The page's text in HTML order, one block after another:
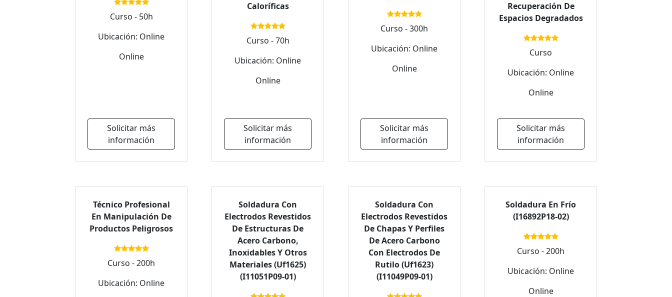
Curso - 50h
Ubicación: Online
Online
Solicitar más
información
Caloríficas
Curso - 70h
Ubicación: Online
Online
Solicitar más
información
Curso - 300h
Ubicación: Online
Online
Solicitar más
información
Recuperación De
Espacios Degradados
Curso
Ubicación: Online
Online
Solicitar más
información
Técnico Profesional
En Manipulación De
Productos Peligrosos
Curso - 200h
Ubicación: Online
Soldadura Con
Electrodos Revestidos
De Estructuras De
Acero Carbono,
Inoxidables Y Otros
Materiales (Uf1625)
(I11051P09-01)
Soldadura Con
Electrodos Revestidos
De Chapas Y Perfiles
De Acero Carbono
Con Electrodos De
Rutilo (Uf1623)
(I11049P09-01)
Soldadura En Frío
(I16892P18-02)
Curso - 200h
Ubicación: Online
Online